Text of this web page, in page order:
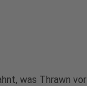
was Thrawn vor